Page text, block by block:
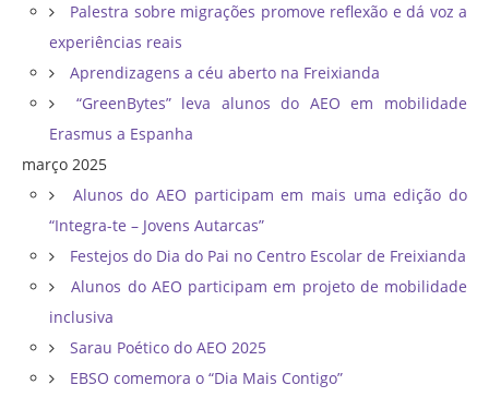
Palestra sobre migrações promove reflexão e dá voz a
experiências reais
Aprendizagens a céu aberto na Freixianda
“GreenBytes” leva alunos do AEO em mobilidade
Erasmus a Espanha
março 2025
Alunos do AEO participam em mais uma edição do
“Integra-te – Jovens Autarcas”
Festejos do Dia do Pai no Centro Escolar de Freixianda
Alunos do AEO participam em projeto de mobilidade
inclusiva
Sarau Poético do AEO 2025
EBSO comemora o “Dia Mais Contigo”